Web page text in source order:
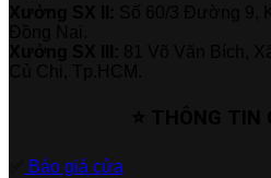
Báo giá cửa